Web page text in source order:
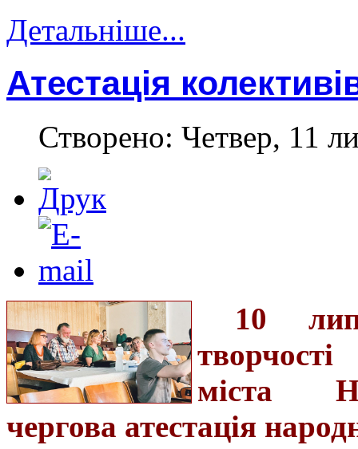
Детальніше...
Атестація
Створено: Четвер, 11
10
міста
чергова атестація